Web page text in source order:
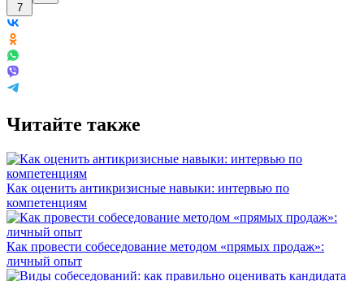
7
Читайте также
Как оценить антикризисные навыки: интервью по
компетенциям
Как провести собеседование методом «прямых продаж»:
личный опыт